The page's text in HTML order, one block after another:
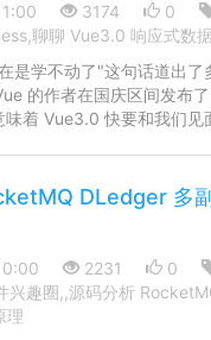
3174
0
聊聊 Vue3.0 响应式数
是学不动了"这句话道出了
的作者在国庆区间发布
味着 Vue3.0 快要和我们见
DLedger 多
2231 0
兴趣圈,,源码分析
理